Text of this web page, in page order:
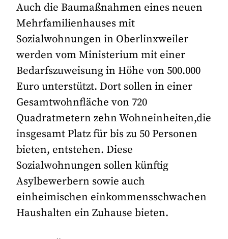
Auch die Baumaßnahmen eines neuen
Mehrfamilienhauses mit
Sozialwohnungen in Oberlinxweiler
werden vom Ministerium mit einer
Bedarfszuweisung in Höhe von 500.000
Euro unterstützt. Dort sollen in einer
Gesamtwohnfläche von 720
Quadratmetern zehn Wohneinheiten,die
insgesamt Platz für bis zu 50 Personen
bieten, entstehen. Diese
Sozialwohnungen sollen künftig
Asylbewerbern sowie auch
einheimischen einkommensschwachen
Haushalten ein Zuhause bieten.